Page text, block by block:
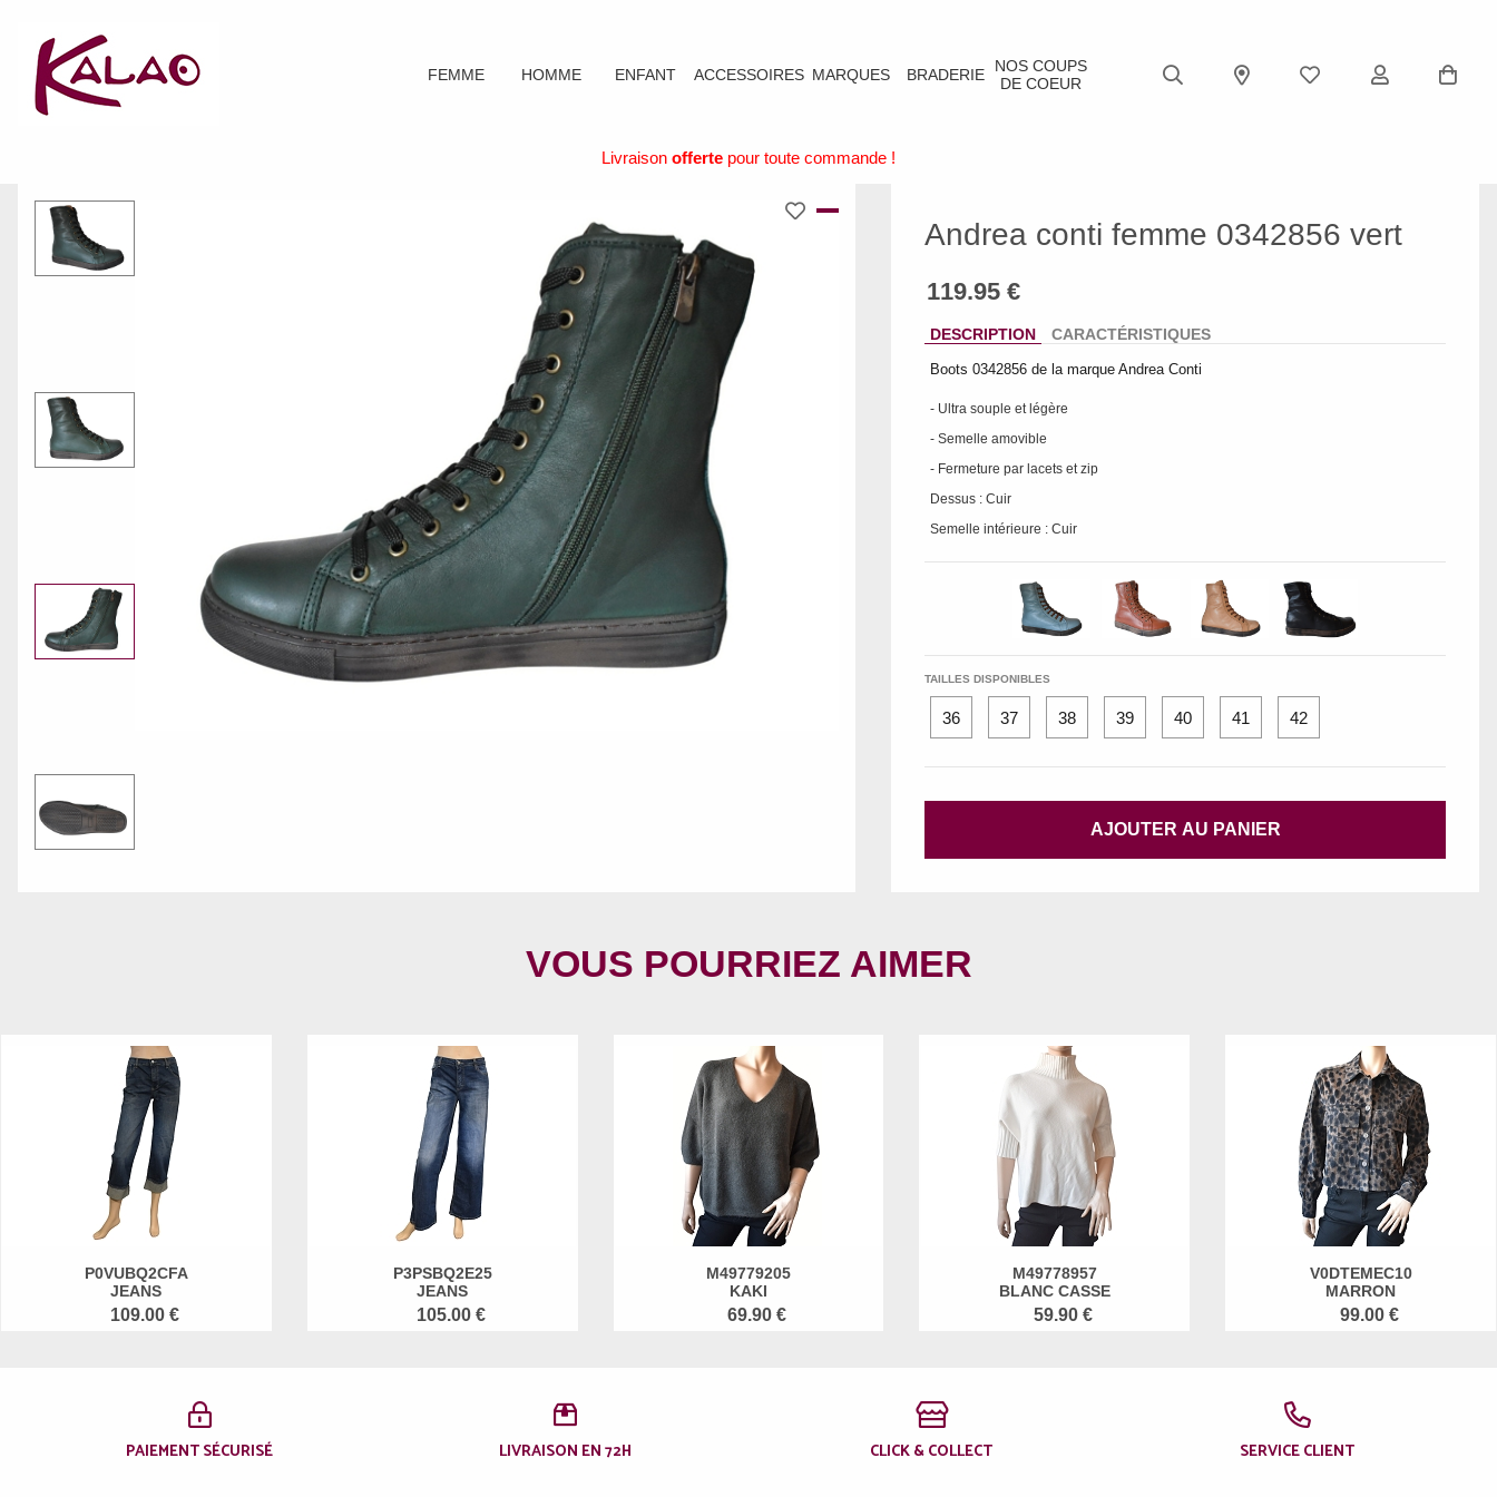
FEMME HOMME ENFANT ACCESSOIRES MARQUES BRADERIE
NOS COUPS
DE COEUR
Livraison offerte pour toute commande !
Andrea conti femme 0342856 vert
DESCRIPTION CARACTÉRISTIQUES
Boots 0342856 de la marque Andrea Conti
- Ultra souple et légère
- Semelle amovible
- Fermeture par lacets et zip
Dessus : Cuir
Semelle intérieure : Cuir
TAILLES DISPONIBLES
36 37 38 39 40 41 42
AJOUTER AU PANIER
VOUS POURRIEZ AIMER
P0VUBQ2CFA
JEANS
109.00 €
P3PSBQ2E25
JEANS
105.00 €
M49779205
KAKI
69.90 €
M49778957
BLANC CASSE
59.90 €
V0DTEMEC10
MARRON
99.00 €
PAIEMENT SÉCURISÉ LIVRAISON EN 72H CLICK & COLLECT SERVICE CLIENT